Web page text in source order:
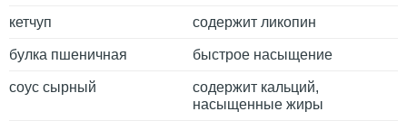
кетчуп содержит ликопин
булка пшеничная быстрое насыщение
соус сырный
содержит кальций,
насыщенные жиры